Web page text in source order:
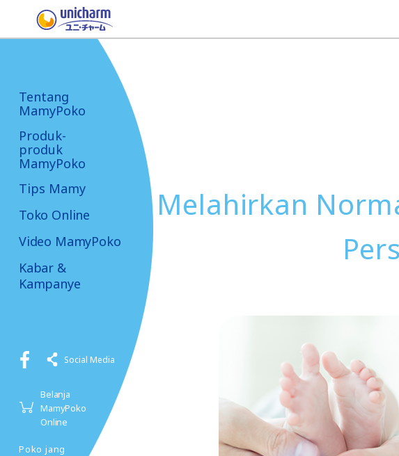
Tentang
MamyPoko
Produk-
produk
MamyPoko
Tips Mamy
Toko Online
Video MamyPoko
Kabar &
Kampanye
Social Media
Belanja
MamyPoko
Online
Poko jang
Melahirkan